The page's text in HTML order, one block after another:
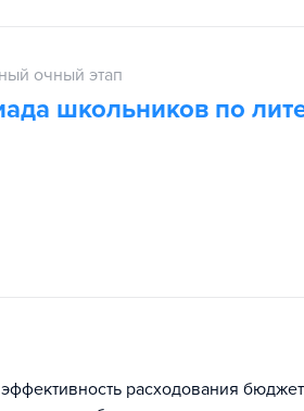
очный этап
школьников по
расходования